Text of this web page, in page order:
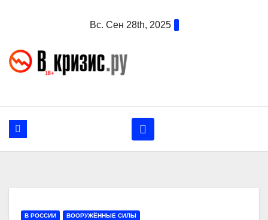
Вс. Сен 28th, 2025
В РОССИИ ВООРУЖЁННЫЕ СИЛЫ